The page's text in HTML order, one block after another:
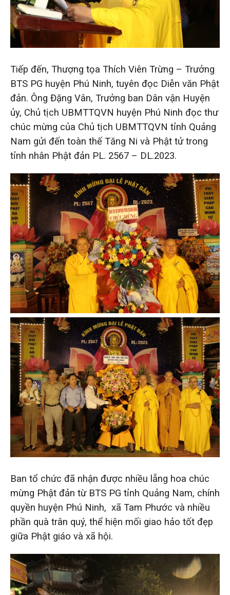
Tiếp đến, Thượng tọa Thích Viên Trừng – Trưởng
BTS PG huyện Phú Ninh, tuyên đọc Diễn văn Phật
đản. Ông Đặng Vân, Trưởng ban Dân vận Huyện
ủy, Chủ tịch UBMTTQVN huyện Phú Ninh đọc thư
chúc mừng của Chủ tịch UBMTTQVN tỉnh Quảng
Nam gửi đến toàn thế Tăng Ni và Phật tử trong
tỉnh nhân Phật đản PL. 2567 – DL.2023.
Ban tổ chức đã nhận được nhiều lẵng hoa chúc
mừng Phật đản từ BTS PG tỉnh Quảng Nam, chính
quyền huyện Phú Ninh, xã Tam Phước và nhiều
phần quà trân quý, thể hiện mối giao hảo tốt đẹp
giữa Phật giáo và xã hội.